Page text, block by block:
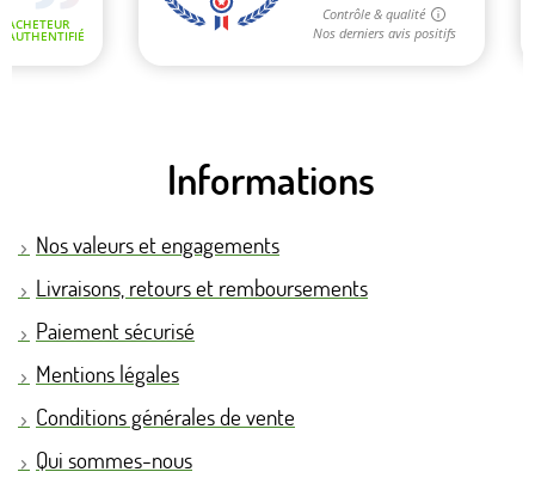
Informations
Nos valeurs et engagements
Livraisons, retours et remboursements
Paiement sécurisé
Mentions légales
Conditions générales de vente
Qui sommes-nous